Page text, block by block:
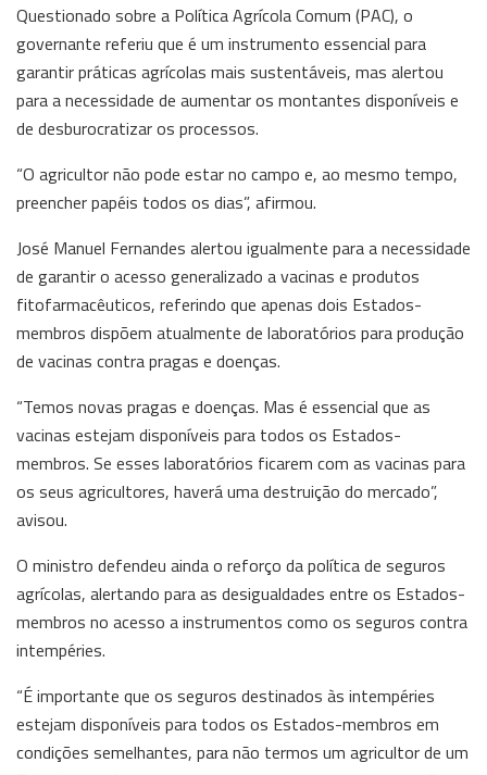
Questionado sobre a Política Agrícola Comum (PAC), o
governante referiu que é um instrumento essencial para
garantir práticas agrícolas mais sustentáveis, mas alertou
para a necessidade de aumentar os montantes disponíveis e
de desburocratizar os processos.
“O agricultor não pode estar no campo e, ao mesmo tempo,
preencher papéis todos os dias”, afirmou.
José Manuel Fernandes alertou igualmente para a necessidade
de garantir o acesso generalizado a vacinas e produtos
fitofarmacêuticos, referindo que apenas dois Estados-
membros dispõem atualmente de laboratórios para produção
de vacinas contra pragas e doenças.
“Temos novas pragas e doenças. Mas é essencial que as
vacinas estejam disponíveis para todos os Estados-
membros. Se esses laboratórios ficarem com as vacinas para
os seus agricultores, haverá uma destruição do mercado”,
avisou.
O ministro defendeu ainda o reforço da política de seguros
agrícolas, alertando para as desigualdades entre os Estados-
membros no acesso a instrumentos como os seguros contra
intempéries.
“É importante que os seguros destinados às intempéries
estejam disponíveis para todos os Estados-membros em
condições semelhantes, para não termos um agricultor de um